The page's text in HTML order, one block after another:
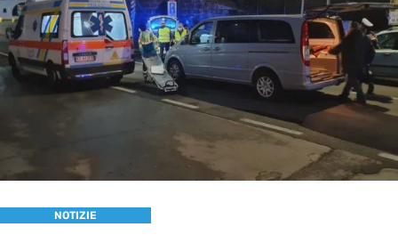
NOTIZIE